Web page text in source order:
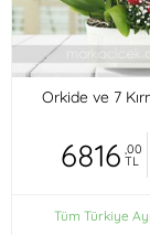
Orkide ve 7
6816 ,00
TL
Tüm Türkiye